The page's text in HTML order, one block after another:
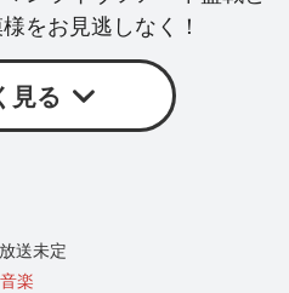
をお見逃しなく！
見る
放送未定
音楽